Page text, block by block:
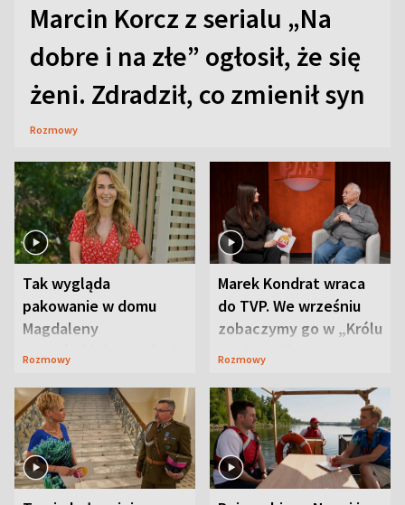
Marcin Korcz z serialu „Na
dobre i na złe” ogłosił, że się
żeni. Zdradził, co zmienił syn
Rozmowy
Tak wygląda
pakowanie w domu
Magdaleny
Waligórskiej-Lisieckiej.
Rozmowy
Marek Kondrat wraca
do TVP. We wrześniu
zobaczymy go w „Królu
Maciusiu I”
Rozmowy